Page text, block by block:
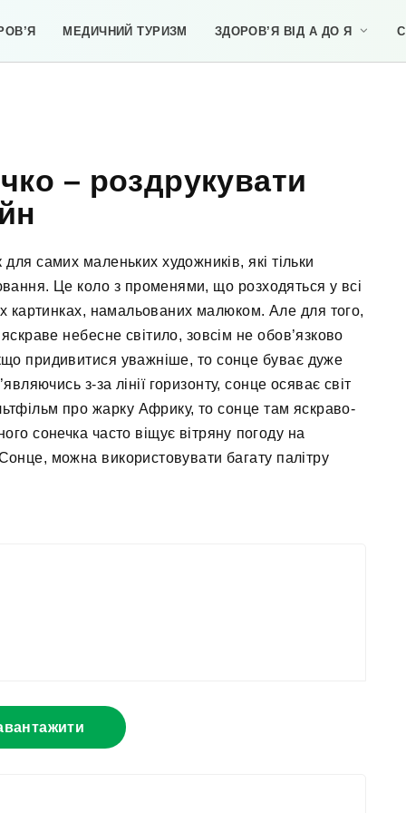
МЕДИЧНИЙ ТУРИЗМ ЗДОРОВ’Я ВІД А ДО Я
– роздрукувати
самих маленьких художників, які тільки
Це коло з променями, що розходяться у всі
картинках, намальованих малюком. Але для того,
небесне світило, зовсім не обов’язково
придивитися уважніше, то сонце буває дуже
з-за лінії горизонту, сонце осяває світ
про жарку Африку, то сонце там яскраво-
сонечка часто віщує вітряну погоду на
можна використовувати багату палітру